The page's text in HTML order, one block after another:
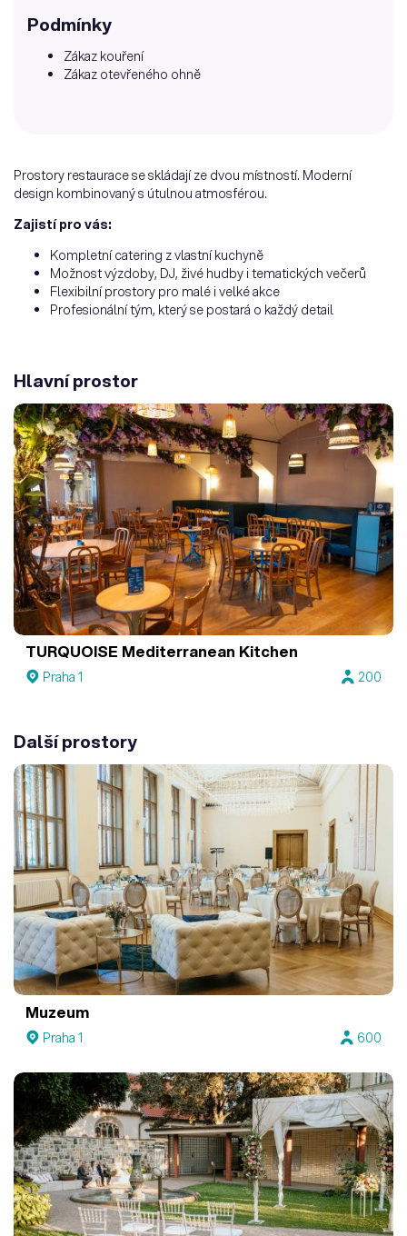
Podmínky
Zákaz kouření
Zákaz otevřeného ohně
Prostory restaurace se skládají ze dvou místností. Moderní
design kombinovaný s útulnou atmosférou.
Zajistí pro vás:
Kompletní catering z vlastní kuchyně
Možnost výzdoby, DJ, živé hudby i tematických večerů
Flexibilní prostory pro malé i velké akce
Profesionální tým, který se postará o každý detail
Hlavní prostor
TURQUOISE Mediterranean Kitchen
Praha 1 200
Další prostory
Muzeum
Praha 1 600